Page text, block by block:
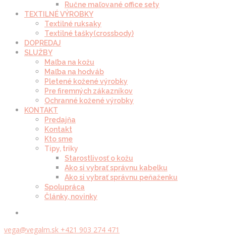
Ručne maľované office sety
TEXTILNÉ VÝROBKY
Textilné ruksaky
Textilné tašky(crossbody)
DOPREDAJ
SLUŽBY
Maľba na kožu
Maľba na hodváb
Pletené kožené výrobky
Pre firemných zákazníkov
Ochranné kožené výrobky
KONTAKT
Predajňa
Kontakt
Kto sme
Tipy, triky
Starostlivosť o kožu
Ako si vybrať správnu kabelku
Ako si vybrať správnu peňaženku
Spolupráca
Články, novinky
vega@vegalm.sk +421 903 274 471